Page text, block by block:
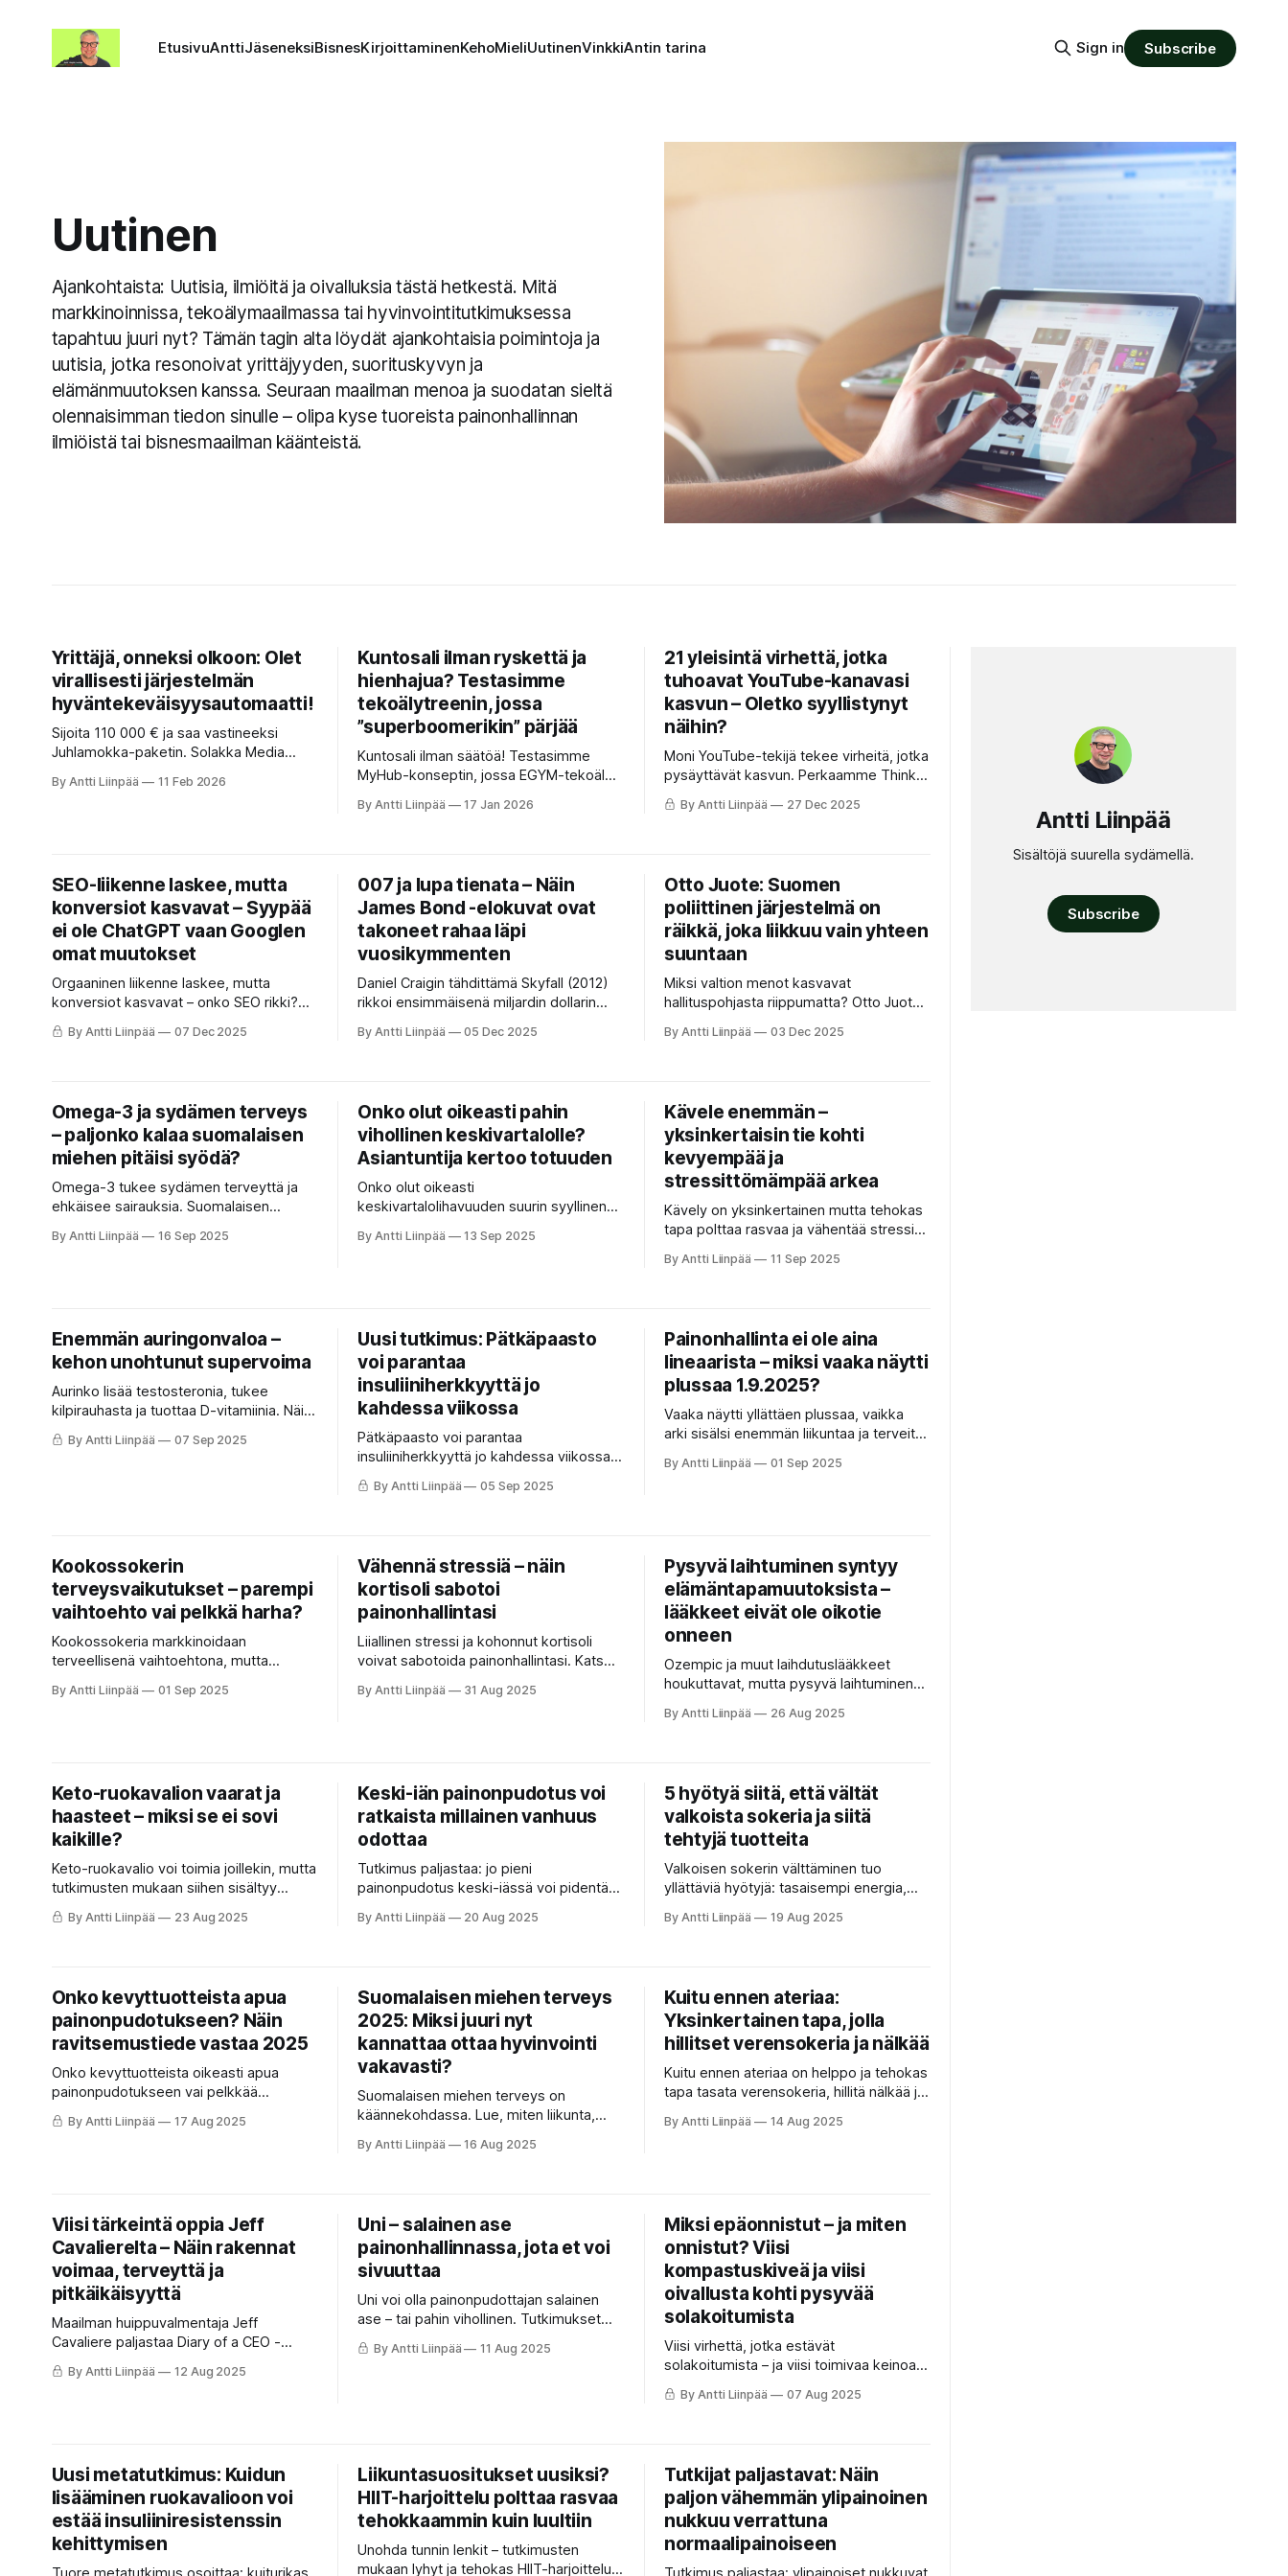
EtusivuAnttiJäseneksiBisnesKirjoittaminenKehoMieliUutinenVinkkiAntin tarina Sign in Subscribe
Uutinen
Ajankohtaista: Uutisia, ilmiöitä ja oivalluksia tästä hetkestä. Mitä
markkinoinnissa, tekoälymaailmassa tai hyvinvointitutkimuksessa
tapahtuu juuri nyt? Tämän tagin alta löydät ajankohtaisia poimintoja ja
uutisia, jotka resonoivat yrittäjyyden, suorituskyvyn ja
elämänmuutoksen kanssa. Seuraan maailman menoa ja suodatan sieltä
olennaisimman tiedon sinulle – olipa kyse tuoreista painonhallinnan
ilmiöistä tai bisnesmaailman käänteistä.
Yrittäjä, onneksi olkoon: Olet
virallisesti järjestelmän
hyväntekeväisyysautomaatti!
Sijoita 110 000 € ja saa vastineeksi
Juhlamokka-paketin. Solakka Media
YEL syö katteen ja palkintona on
By Antti Liinpää 11 Feb 2026
Kuntosali ilman ryskettä ja
hienhajua? Testasimme
tekoälytreenin, jossa
”superboomerikin” pärjää
Kuntosali ilman säätöä! Testasimme
MyHub-konseptin, jossa EGYM-tekoäly
treeni on tehokas ja pelillistetty
muuttaa treenisi!
By Antti Liinpää 17 Jan 2026
21 yleisintä virhettä, jotka
tuhoavat YouTube-kanavasi
kasvun – Oletko syyllistynyt
näihin?
Moni YouTube-tekijä tekee virheitä, jotka
pysäyttävät kasvun. Perkaamme Think
Median opit: paranna katsojapysyvyyttä,
optimoi pikkukuvat ja vältä strategiset
By Antti Liinpää 27 Dec 2025
SEO-liikenne laskee, mutta
konversiot kasvavat – Syypää
ei ole ChatGPT vaan Googlen
omat muutokset
Orgaaninen liikenne laskee, mutta
konversiot kasvavat – onko SEO rikki?
Tuore data vuodelta 2025 paljastaa, että
"liikennekadon" syypää ei ole ChatGPT,
mittaamisen täytyy muuttua.
By Antti Liinpää 07 Dec 2025
007 ja lupa tienata – Näin
James Bond -elokuvat ovat
takoneet rahaa läpi
vuosikymmenten
Daniel Craigin tähdittämä Skyfall (2012)
rikkoi ensimmäisenä miljardin dollarin
tuotantokustannukset ovat nousseet
By Antti Liinpää 05 Dec 2025
Otto Juote: Suomen
poliittinen järjestelmä on
räikkä, joka liikkuu vain yhteen
suuntaan
Miksi valtion menot kasvavat
hallituspohjasta riippumatta? Otto Juote
esittelee ”räikän” – säälimättömän
By Antti Liinpää 03 Dec 2025
Omega-3 ja sydämen terveys
– paljonko kalaa suomalaisen
miehen pitäisi syödä?
Omega-3 tukee sydämen terveyttä ja
ehkäisee sairauksia. Suomalaisen
viikossa – tiedätkö, paljonko saat itse?
By Antti Liinpää 16 Sep 2025
Onko olut oikeasti pahin
vihollinen keskivartalolle?
Asiantuntija kertoo totuuden
Onko olut oikeasti
keskivartalolihavuuden suurin syyllinen
pureutuu myytteihin, kaloreihin ja
By Antti Liinpää 13 Sep 2025
Kävele enemmän –
yksinkertaisin tie kohti
kevyempää ja
stressittömämpää arkea
Kävely on yksinkertainen mutta tehokas
tapa polttaa rasvaa ja vähentää stressiä.
valitseminen ja iltakävely voivat muuttaa
By Antti Liinpää 11 Sep 2025
Enemmän auringonvaloa –
kehon unohtunut supervoima
Aurinko lisää testosteronia, tukee
kilpirauhasta ja tuottaa D-vitamiinia. Näin
selviät Suomen pitkästä ja pimeästä
talvesta ilman valon puutteen
By Antti Liinpää 07 Sep 2025
Uusi tutkimus: Pätkäpaasto
voi parantaa
insuliiniherkkyyttä jo
kahdessa viikossa
Pätkäpaasto voi parantaa
insuliiniherkkyyttä jo kahdessa viikossa.
Lue, miten se tasaa verensokeria ja
tukee painonhallintaa.
By Antti Liinpää 05 Sep 2025
Painonhallinta ei ole aina
lineaarista – miksi vaaka näytti
plussaa 1.9.2025?
Vaaka näytti yllättäen plussaa, vaikka
arki sisälsi enemmän liikuntaa ja terveitä
miksi kyse ei silti ole takapakista vaan
By Antti Liinpää 01 Sep 2025
Kookossokerin
terveysvaikutukset – parempi
vaihtoehto vai pelkkä harha?
Kookossokeria markkinoidaan
terveellisenä vaihtoehtona, mutta
kuin valkoinen sokeri. GI-arvo on hieman
By Antti Liinpää 01 Sep 2025
Vähennä stressiä – näin
kortisoli sabotoi
painonhallintasi
Liiallinen stressi ja kohonnut kortisoli
voivat sabotoida painonhallintasi. Katso,
liikkuminen ja rentouttavat harjoitteet
By Antti Liinpää 31 Aug 2025
Pysyvä laihtuminen syntyy
elämäntapamuutoksista –
lääkkeet eivät ole oikotie
onneen
Ozempic ja muut laihdutuslääkkeet
houkuttavat, mutta pysyvä laihtuminen
syömisellä, liikunnalla ja unella.
By Antti Liinpää 26 Aug 2025
Keto-ruokavalion vaarat ja
haasteet – miksi se ei sovi
kaikille?
Keto-ruokavalio voi toimia joillekin, mutta
tutkimusten mukaan siihen sisältyy
riskejä: ravinnepuutokset,
sydänterveyden ongelmat ja vaikeus
turvallinen vaihtoehto.
By Antti Liinpää 23 Aug 2025
Keski-iän painonpudotus voi
ratkaista millainen vanhuus
odottaa
Tutkimus paljastaa: jo pieni
painonpudotus keski-iässä voi pidentää
elämänlaatua. Näin elintapamuutos toimii
By Antti Liinpää 20 Aug 2025
5 hyötyä siitä, että vältät
valkoista sokeria ja siitä
tehtyjä tuotteita
Valkoisen sokerin välttäminen tuo
yllättäviä hyötyjä: tasaisempi energia,
vahvempi vastustuskyky ja pienempi
By Antti Liinpää 19 Aug 2025
Onko kevyttuotteista apua
painonpudotukseen? Näin
ravitsemustiede vastaa 2025
Onko kevyttuotteista oikeasti apua
painonpudotukseen vai pelkkää
markkinointia? Ravitsemustiede 2025
paljastaa, milloin light-tuotteet tukevat
By Antti Liinpää 17 Aug 2025
Suomalaisen miehen terveys
2025: Miksi juuri nyt
kannattaa ottaa hyvinvointi
vakavasti?
Suomalaisen miehen terveys on
käännekohdassa. Lue, miten liikunta,
voivat muuttaa elämäsi vuonna 2025.
By Antti Liinpää 16 Aug 2025
Kuitu ennen ateriaa:
Yksinkertainen tapa, jolla
hillitset verensokeria ja nälkää
Kuitu ennen ateriaa on helppo ja tehokas
tapa tasata verensokeria, hillitä nälkää ja
osaksi arkeasi.
By Antti Liinpää 14 Aug 2025
Viisi tärkeintä oppia Jeff
Cavalierelta – Näin rakennat
voimaa, terveyttä ja
pitkäikäisyyttä
Maailman huippuvalmentaja Jeff
Cavaliere paljastaa Diary of a CEO -
haastattelussa viisi tärkeintä oppiaan:
kurinalaisuus voittaa motivaation, ravinto
By Antti Liinpää 12 Aug 2025
Uni – salainen ase
painonhallinnassa, jota et voi
sivuuttaa
Uni voi olla painonpudottajan salainen
ase – tai pahin vihollinen. Tutkimukset
osoittavat, että univaje lisää nälkää,
makeanhimoa ja arjen laiskuutta. Näillä
By Antti Liinpää 11 Aug 2025
Miksi epäonnistut – ja miten
onnistut? Viisi
kompastuskiveä ja viisi
oivallusta kohti pysyvää
solakoitumista
Viisi virhettä, jotka estävät
solakoitumista – ja viisi toimivaa keinoa,
joiden avulla onnistut tekemään pysyvän
elämäntapamuutoksen.
By Antti Liinpää 07 Aug 2025
Uusi metatutkimus: Kuidun
lisääminen ruokavalioon voi
estää insuliiniresistenssin
kehittymisen
Liikuntasuositukset uusiksi?
HIIT-harjoittelu polttaa rasvaa
tehokkaammin kuin luultiin
Unohda tunnin lenkit – tutkimusten
mukaan lyhyt ja tehokas HIIT-harjoittelu
Tutkijat paljastavat: Näin
paljon vähemmän ylipainoinen
nukkuu verrattuna
normaalipainoiseen
Antti Liinpää
Sisältöjä suurella sydämellä.
Subscribe